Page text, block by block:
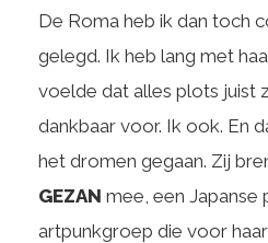
De Roma heb ik dan toch
gelegd. Ik heb lang met
voelde dat alles plots juist
dankbaar voor. Ik ook. En
het dromen gegaan. Zij
GEZAN mee, een Japanse
artpunkgroep die voor